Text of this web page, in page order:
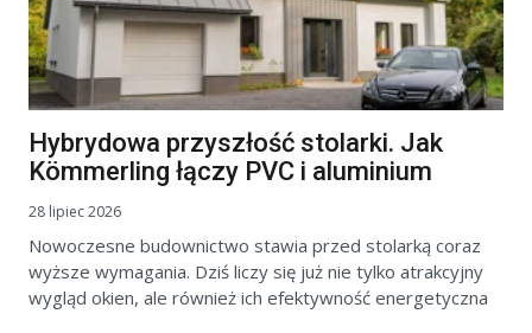
Hybrydowa przyszłość stolarki. Jak
Kömmerling łączy PVC i aluminium
28 lipiec 2026
Nowoczesne budownictwo stawia przed stolarką coraz
wyższe wymagania. Dziś liczy się już nie tylko atrakcyjny
wygląd okien, ale również ich efektywność energetyczna